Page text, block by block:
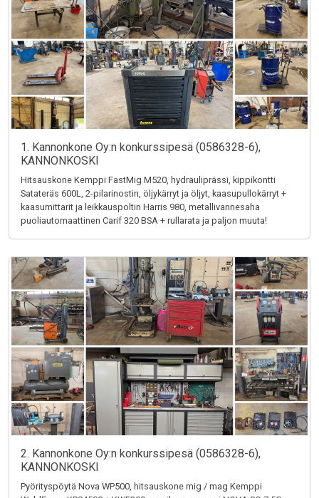
1. Kannonkone Oy:n konkurssipesä (0586328-6),
KANNONKOSKI
Hitsauskone Kemppi FastMig M520, hydrauliprässi, kippikontti
Satateräs 600L, 2-pilarinostin, öljykärryt ja öljyt, kaasupullokärryt +
kaasumittarit ja leikkauspoltin Harris 980, metallivannesaha
puoliautomaattinen Carif 320 BSA + rullarata ja paljon muuta!
2. Kannonkone Oy:n konkurssipesä (0586328-6),
KANNONKOSKI
Pyörityspöytä Nova WP500, hitsauskone mig / mag Kemppi